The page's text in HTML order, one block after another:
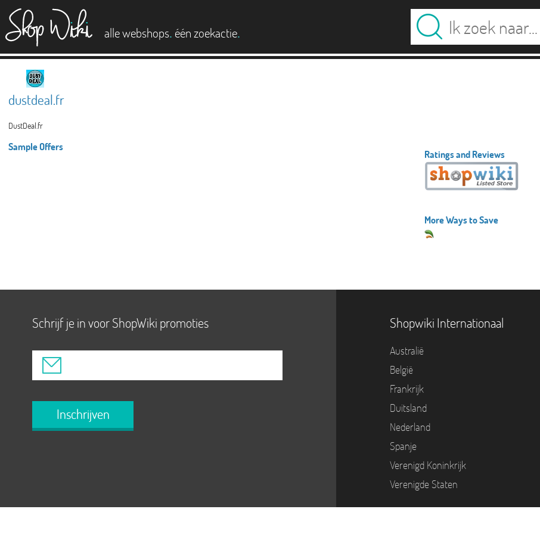
alle webshops. één zoekactie.
dustdeal.fr
DustDeal.fr
Sample Offers
Ratings and Reviews
More Ways to Save
Schrijf je in voor ShopWiki promoties
Inschrijven
Shopwiki Internationaal
Australië
België
Frankrijk
Duitsland
Nederland
Spanje
Verenigd Koninkrijk
Verenigde Staten